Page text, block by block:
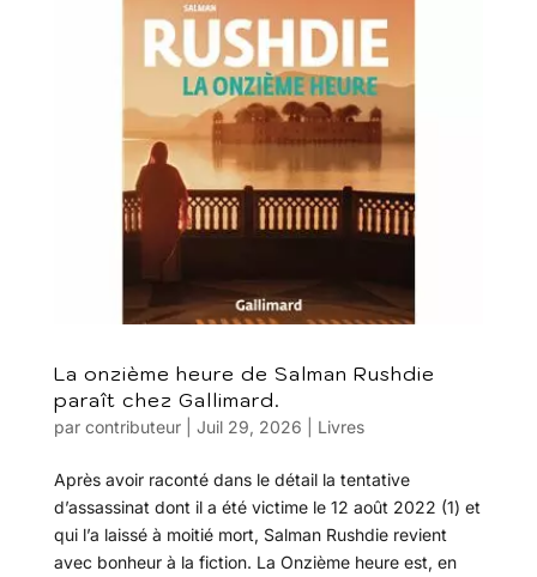
La onzième heure de Salman Rushdie
paraît chez Gallimard.
par contributeur| Juil 29, 2026 Livres
Après avoir raconté dans le détail la tentative
d’assassinat dont il a été victime le 12 août 2022 (1) et
qui l’a laissé à moitié mort, Salman Rushdie revient
avec bonheur à la fiction. La Onzième heure est, en